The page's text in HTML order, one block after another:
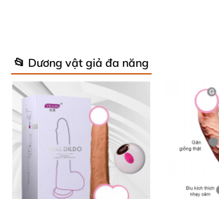
nhàngvà uyển chuyển không khác gì
da thịtcủa chàng. Cảm giác các
sướng điên khi dương vật tiếp xúcvới
thiết kế tinh xảo một cách chân thật
thớ gân nổi cộm, màu sắc gần gũi tạo
thăng hoa làm chị em mê.
📂 Dương vật giả đa năng